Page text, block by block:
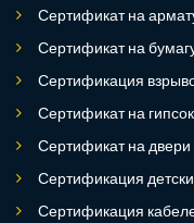
Сертификат на
Сертификат на
Сертификация
Сертификат на
Сертификат на двери
Сертификация
Сертификация